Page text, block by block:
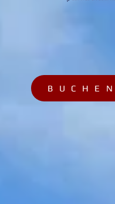
B U C H E N